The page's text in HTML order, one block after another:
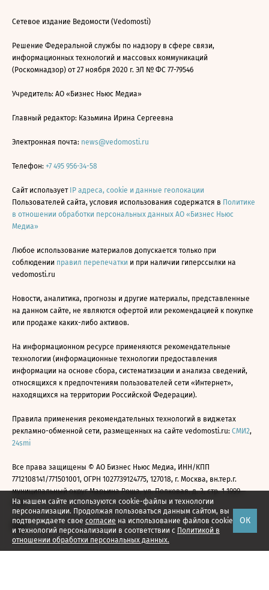
На нашем сайте используются cookie-файлы и технологии
персонализации. Продолжая пользоваться данным сайтом, вы
подтверждаете свое согласие на использование файлов cookie
и технологий персонализации в соответствии с Политикой в
отношении обработки персональных данных.
ОК
Сетевое издание Ведомости (Vedomosti)
Решение Федеральной службы по надзору в сфере связи,
информационных технологий и массовых коммуникаций
(Роскомнадзор) от 27 ноября 2020 г. ЭЛ № ФС 77-79546
Учредитель: АО «Бизнес Ньюс Медиа»
Главный редактор: Казьмина Ирина Сергеевна
Электронная почта: news@vedomosti.ru
Телефон: +7 495 956-34-58
Сайт использует IP адреса, cookie и данные геолокации
Пользователей сайта, условия использования содержатся в Политике
в отношении обработки персональных данных АО «Бизнес Ньюс
Медиа»
Любое использование материалов допускается только при
соблюдении правил перепечатки и при наличии гиперссылки на
vedomosti.ru
Новости, аналитика, прогнозы и другие материалы, представленные
на данном сайте, не являются офертой или рекомендацией к покупке
или продаже каких-либо активов.
На информационном ресурсе применяются рекомендательные
технологии (информационные технологии предоставления
информации на основе сбора, систематизации и анализа сведений,
относящихся к предпочтениям пользователей сети «Интернет»,
находящихся на территории Российской Федерации).
Правила применения рекомендательных технологий в виджетах
рекламно-обменной сети, размещенных на сайте vedomosti.ru: СМИ2,
24smi
Все права защищены © АО Бизнес Ньюс Медиа, ИНН/КПП
7712108141/771501001, ОГРН 1027739124775, 127018, г. Москва, вн.тер.г.
муниципальный округ Марьина Роща, ул. Полковая, д. 3, стр. 1 1999—
2026